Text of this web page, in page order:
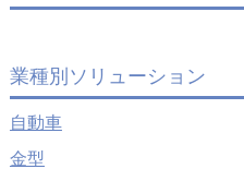
業種別ソリューション
自動車
金型